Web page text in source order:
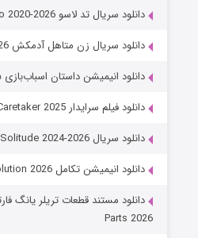
دانلود سریال تد لاسو Ted Lasso 2020-2026
دانلود سریال زن متاهل آدمکش A Bona Fide Killer 2026
دانلود انیمیشن داستان اسباب‌بازی ۵ Toy Story 5 (2026)
دانلود فیلم سرایدار The Caretaker 2025
دانلود سریال One Hundred Years of Solitude 2024-2026
دانلود انیمیشن تکامل Evolution 2026
Parts 2026